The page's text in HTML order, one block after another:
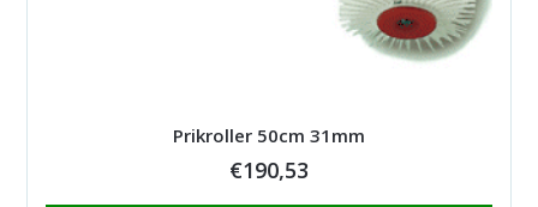
Prikroller 50cm 31mm
€190,53